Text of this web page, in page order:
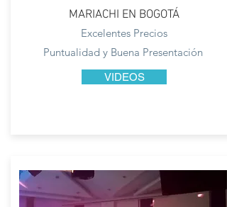
MARIACHI EN BOGOTÁ
Excelentes Precios
Puntualidad y Buena Presentación
VIDEOS